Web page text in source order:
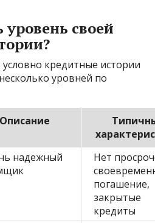
своей
кредитные истории
уровней по
Описание
надежный
Нет
погашение,
закрытые
кредиты